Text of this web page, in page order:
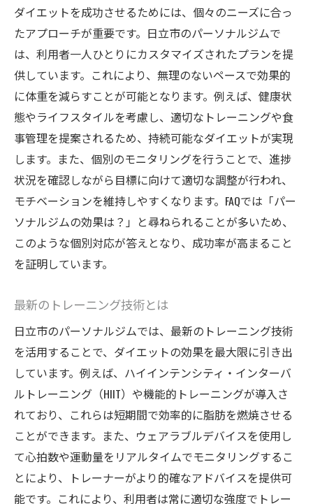
ダイエットを成功させるためには、個々のニーズに合っ
たアプローチが重要です。日立市のパーソナルジムで
は、利用者一人ひとりにカスタマイズされたプランを提
供しています。これにより、無理のないペースで効果的
に体重を減らすことが可能となります。例えば、健康状
態やライフスタイルを考慮し、適切なトレーニングや食
事管理を提案されるため、持続可能なダイエットが実現
します。また、個別のモニタリングを行うことで、進捗
状況を確認しながら目標に向けて適切な調整が行われ、
モチベーションを維持しやすくなります。FAQでは「パー
ソナルジムの効果は？」と尋ねられることが多いため、
このような個別対応が答えとなり、成功率が高まること
を証明しています。
最新のトレーニング技術とは
日立市のパーソナルジムでは、最新のトレーニング技術
を活用することで、ダイエットの効果を最大限に引き出
しています。例えば、ハイインテンシティ・インターバ
ルトレーニング（HIIT）や機能的トレーニングが導入さ
れており、これらは短期間で効率的に脂肪を燃焼させる
ことができます。また、ウェアラブルデバイスを使用し
て心拍数や運動量をリアルタイムでモニタリングするこ
とにより、トレーナーがより的確なアドバイスを提供可
能です。これにより、利用者は常に適切な強度でトレー